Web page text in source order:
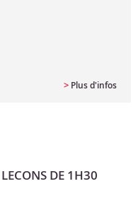
> Plus d'infos
DE 1H30